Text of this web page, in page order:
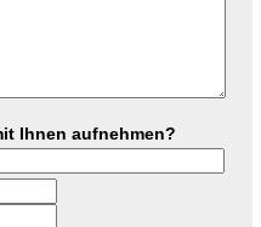
Ihnen aufnehmen?